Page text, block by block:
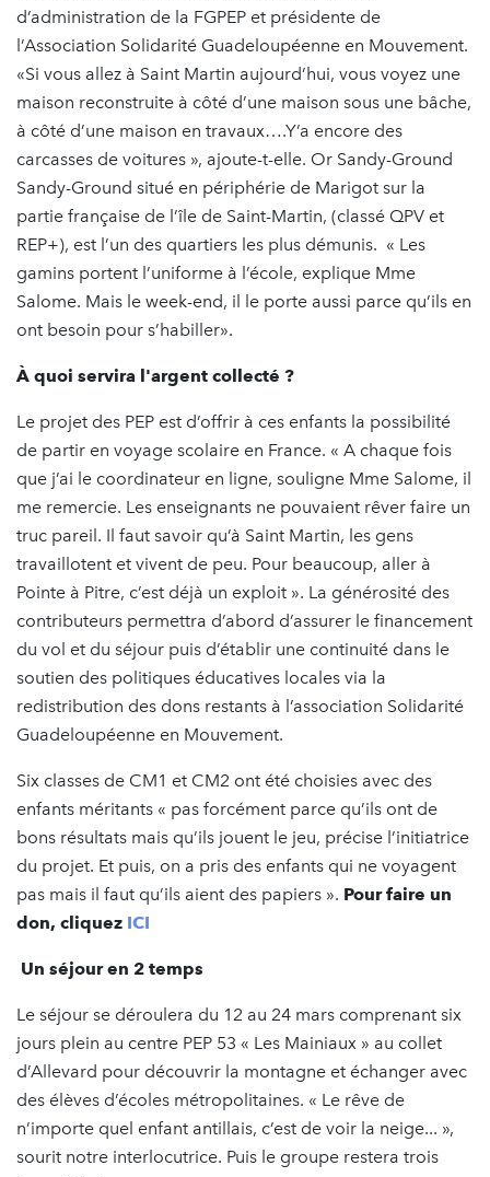
d’administration de la FGPEP et présidente de
l’Association Solidarité Guadeloupéenne en Mouvement.
«Si vous allez à Saint Martin aujourd’hui, vous voyez une
maison reconstruite à côté d’une maison sous une bâche,
à côté d’une maison en travaux….Y’a encore des
carcasses de voitures », ajoute-t-elle. Or Sandy-Ground
Sandy-Ground situé en périphérie de Marigot sur la
partie française de l’île de Saint-Martin, (classé QPV et
REP+), est l’un des quartiers les plus démunis. « Les
gamins portent l’uniforme à l’école, explique Mme
Salome. Mais le week-end, il le porte aussi parce qu’ils en
ont besoin pour s’habiller».
À quoi servira l'argent collecté ?
Le projet des PEP est d’offrir à ces enfants la possibilité
de partir en voyage scolaire en France. « A chaque fois
que j’ai le coordinateur en ligne, souligne Mme Salome, il
me remercie. Les enseignants ne pouvaient rêver faire un
truc pareil. Il faut savoir qu’à Saint Martin, les gens
travaillotent et vivent de peu. Pour beaucoup, aller à
Pointe à Pitre, c’est déjà un exploit ». La générosité des
contributeurs permettra d’abord d’assurer le financement
du vol et du séjour puis d’établir une continuité dans le
soutien des politiques éducatives locales via la
redistribution des dons restants à l’association Solidarité
Guadeloupéenne en Mouvement.
Six classes de CM1 et CM2 ont été choisies avec des
enfants méritants « pas forcément parce qu’ils ont de
bons résultats mais qu’ils jouent le jeu, précise l’initiatrice
du projet. Et puis, on a pris des enfants qui ne voyagent
pas mais il faut qu’ils aient des papiers ». Pour faire un
don, cliquez ICI
Un séjour en 2 temps
Le séjour se déroulera du 12 au 24 mars comprenant six
jours plein au centre PEP 53 « Les Mainiaux » au collet
d’Allevard pour découvrir la montagne et échanger avec
des élèves d’écoles métropolitaines. « Le rêve de
n’importe quel enfant antillais, c’est de voir la neige... »,
sourit notre interlocutrice. Puis le groupe restera trois